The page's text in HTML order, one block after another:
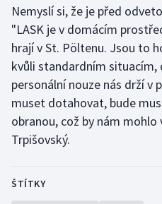
Nemyslí si, že je před
"LASK je v domácím
hrají v St. Pöltenu. Jsou to
kvůli standardním situacím,
personální nouze nás drží v
muset dotahovat, bude
obranou, což by nám mohlo
Trpišovský.
ŠTÍTKY